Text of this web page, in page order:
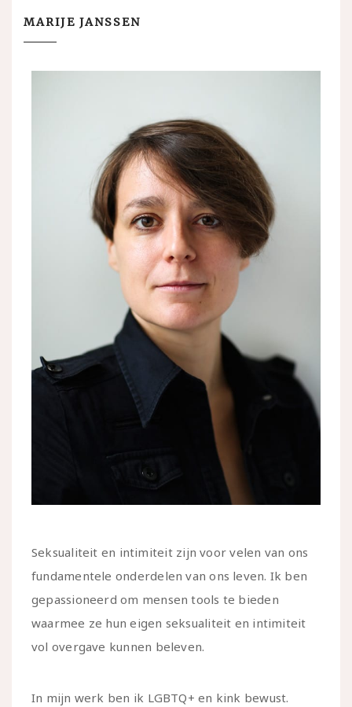
MARIJE JANSSEN
Seksualiteit en intimiteit zijn voor velen van ons
fundamentele onderdelen van ons leven. Ik ben
gepassioneerd om mensen tools te bieden
waarmee ze hun eigen seksualiteit en intimiteit
vol overgave kunnen beleven.
In mijn werk ben ik LGBTQ+ en kink bewust.